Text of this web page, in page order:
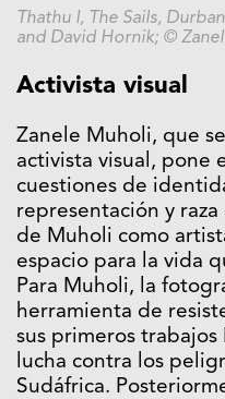
Thathu I, The Sails,
and David Hornik; ©
Activista visual
Zanele Muholi, que
activista visual, pone
cuestiones de
representación y
de Muholi como
espacio para la vida
Para Muholi, la
herramienta de
sus primeros
lucha contra los
Sudáfrica.